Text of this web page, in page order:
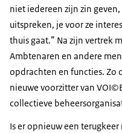
niet iedereen zijn zin
uitspreken, je voor ze
thuis gaat.” Na zijn vertrek
Ambtenaren en andere
opdrachten en functies. Zo
nieuwe voorzitter van
collectieve
Is er opnieuw een